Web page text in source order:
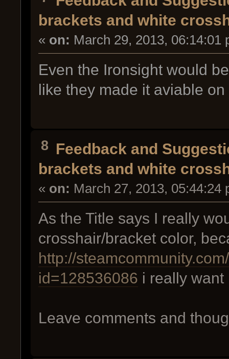
brackets and white
« on: March 29, 2013, 06:14:01
Even the Ironsight would
like they made it aviable
8 Feedback and
brackets and white
« on: March 27, 2013, 05:44:24
As the Title says I really
crosshair/bracket color,
http://
id=128536086 i really want
Leave comments and